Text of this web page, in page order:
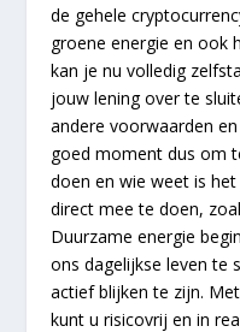
de gehele
groene energie en ook
kan je nu volledig
jouw lening over te
andere voorwaarden
goed moment dus om
doen en wie weet is
direct mee te doen,
Duurzame energie
ons dagelijkse leven te
actief blijken te zijn.
kunt u risicovrij en in